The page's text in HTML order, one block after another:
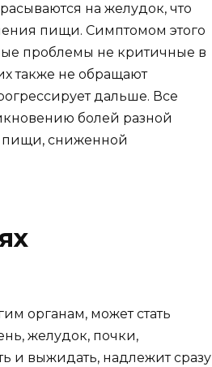
на желудок, что
пищи. Симптомом этого
проблемы не критичные в
также не обращают
дальше. Все
болей разной
пищи, сниженной
органам, может стать
желудок, почки,
и выжидать, надлежит сразу